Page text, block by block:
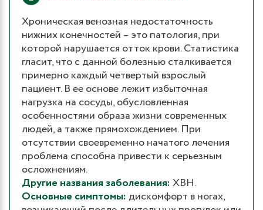
Хроническая венозная недостаточность
нижних конечностей – это патология, при
которой нарушается отток крови. Статистика
гласит, что с данной болезнью сталкивается
примерно каждый четвертый взрослый
пациент. В ее основе лежит избыточная
нагрузка на сосуды, обусловленная
особенностями образа жизни современных
людей, а также прямохождением. При
отсутствии своевременно начатого лечения
проблема способна привести к серьезным
осложнениям.
Другие названия заболевания:ХВН.
Основные симптомы: дискомфорт в ногах,